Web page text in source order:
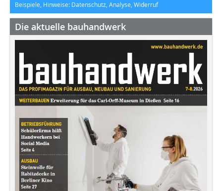
Beispiele, Hinweise: Datenschutz, Analyse, Widerruf
Die aktuelle bauhandwerk